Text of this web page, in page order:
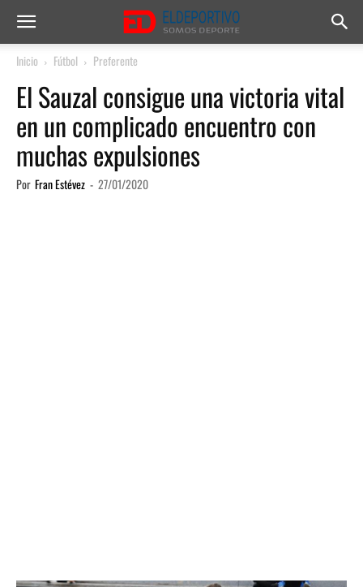
Inicio Fútbol Preferente
El Sauzal consigue una victoria vital
en un complicado encuentro con
muchas expulsiones
Por Fran Estévez - 27/01/2020